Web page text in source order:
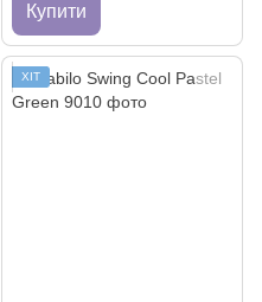
Купити
ХІТ